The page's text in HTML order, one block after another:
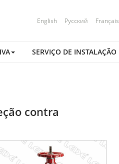
English Русский Français
SERVIÇO DE INSTALAÇÃO
contra